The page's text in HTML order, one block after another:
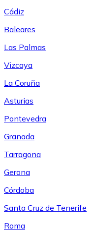
Cádiz
Baleares
Las Palmas
Vizcaya
La Coruña
Asturias
Pontevedra
Granada
Tarragona
Gerona
Córdoba
Santa Cruz de Tenerife
Roma